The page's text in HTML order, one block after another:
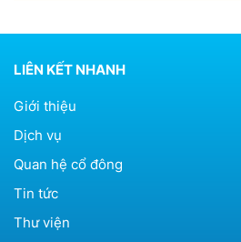
LIÊN KẾT NHANH
Giới thiệu
Dịch vụ
Quan hệ cổ đông
Tin tức
Thư viện